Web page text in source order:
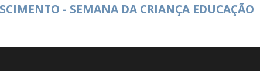
- SEMANA DA CRIANÇA EDUCAÇÃO